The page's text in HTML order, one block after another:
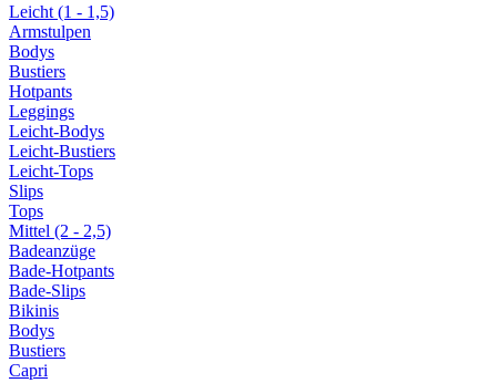
Leicht (1 - 1,5)
Armstulpen
Bodys
Bustiers
Hotpants
Leggings
Leicht-Bodys
Leicht-Bustiers
Leicht-Tops
Slips
Tops
Mittel (2 - 2,5)
Badeanzüge
Bade-Hotpants
Bade-Slips
Bikinis
Bodys
Bustiers
Capri